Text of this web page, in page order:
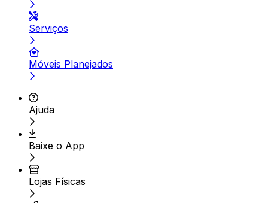
Serviços
Móveis Planejados
Ajuda
Baixe o App
Lojas Físicas